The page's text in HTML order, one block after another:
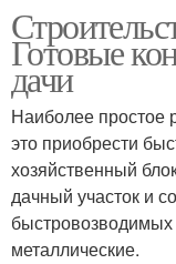
Готовые
дачи
Наиболее простое
это приобрести
хозяйственный
дачный участок и
быстровозводимых
металлические.